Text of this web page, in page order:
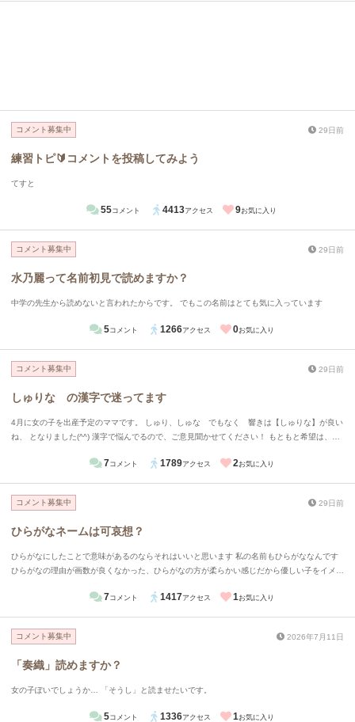
コメント募集中 29日前
練習トピ🔰コメントを投稿してみよう
てすと
55コメント 4413アクセス 9お気に入り
コメント募集中 29日前
水乃麗って名前初見で読めますか？
中学の先生から読めないと言われたからです。 でもこの名前はとても気に入っています
5コメント 1266アクセス 0お気に入り
コメント募集中 29日前
しゅりな の漢字で迷ってます
4月に女の子を出産予定のママです。 しゅり、しゅな でもなく 響きは【しゅりな】が良い
ね、 となりました(^^) 漢字で悩んでるので、ご意見聞かせてください！ もともと希望は、漢
い。 梨→秋のイメージがありますが、梨の花が4月に咲き、私の大好きな桜にそっくりだった
こと、花言葉が「和やかな愛情」など素敵な意味だったので、決めました。 「な」で迷って
7コメント 1789アクセス 2お気に入り
コメント募集中 29日前
ひらがなネームは可哀想？
ひらがなにしたことで意味があるのならそれはいいと思います 私の名前もひらがななんです
ひらがなの理由が画数が良くなかった、ひらがなの方が柔らかい感じだから優しい子をイメー
嫌かもしれませんが、周りにいる人とは違って特別感などがあるので私は良かったと思いまし
がなでも全然良いと思います えみちゃん、喜びがこぼれるような明るく前向きなイメージを
しました まどかちゃん、穏やかで優しい感じをイメージしました みふゆちゃん、凛としてい
した どれもいいお名前だと思います 私だったらまどかちゃんがいいと思いました 少しでも参
考になったら嬉しいです
7コメント 1417アクセス 1お気に入り
コメント募集中 2026年7月11日
「奏織」読めますか？
女の子ぽいでしょうか… 「そうし」と読ませたいです。
5コメント 1336アクセス 1お気に入り